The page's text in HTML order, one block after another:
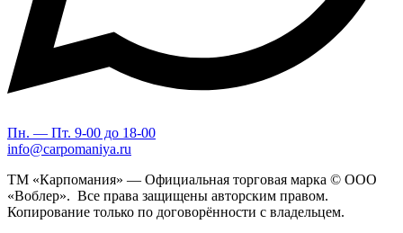
Пн. — Пт. 9-00 до 18-00
info@carpomaniya.ru
ТМ «Карпомания» — Официальная торговая марка © ООО
«Воблер». Все права защищены авторским правом.
Копирование только по договорённости с владельцем.